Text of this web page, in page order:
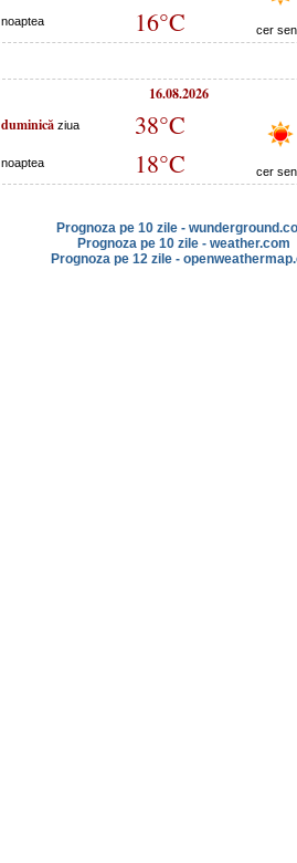
cer
noaptea 16°C
16.08.2026
duminică ziua 38°C
cer
noaptea 18°C
Prognoza pe 10 zile -
Prognoza pe 10 zile - weather.com
Prognoza pe 12 zile -